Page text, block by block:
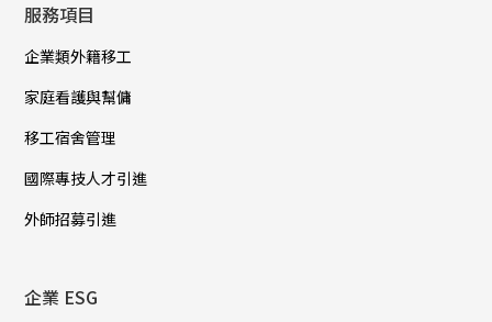
服務項目
企業類外籍移工
家庭看護與幫傭
移工宿舍管理
國際專技人才引進
外師招募引進
企業 ESG